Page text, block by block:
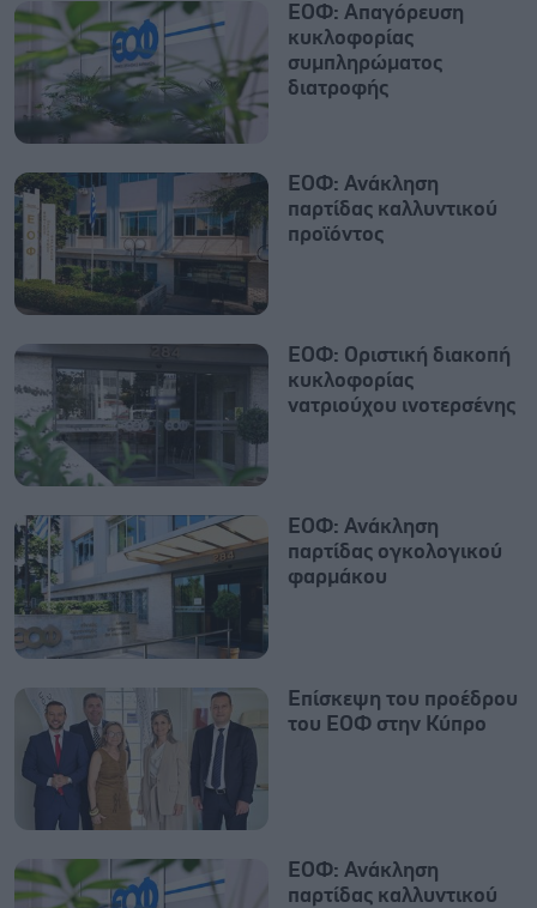
ΕΟΦ: Απαγόρευση
κυκλοφορίας
συμπληρώματος
διατροφής
ΕΟΦ: Ανάκληση
παρτίδας καλλυντικού
προϊόντος
ΕΟΦ: Οριστική διακοπή
κυκλοφορίας
νατριούχου ινοτερσένης
ΕΟΦ: Ανάκληση
παρτίδας ογκολογικού
φαρμάκου
Επίσκεψη του προέδρου
του ΕΟΦ στην Κύπρο
ΕΟΦ: Ανάκληση
παρτίδας καλλυντικού